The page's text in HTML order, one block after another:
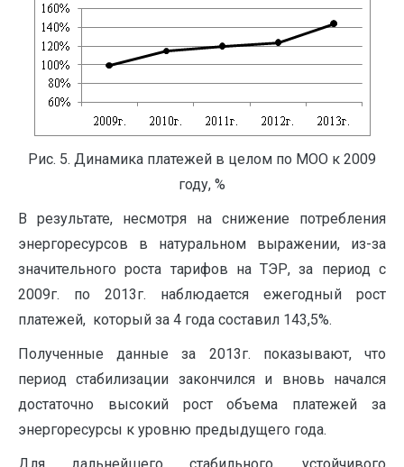
Рис. 5. Динамика платежей в целом по МОО к 2009
году, %
В результате, несмотря на снижение потребления
энергоресурсов в натуральном выражении, из-за
значительного роста тарифов на ТЭР, за период с
2009г. по 2013г. наблюдается ежегодный рост
платежей, который за 4 года составил 143,5%.
Полученные данные за 2013г. показывают, что
период стабилизации закончился и вновь начался
достаточно высокий рост объема платежей за
энергоресурсы к уровню предыдущего года.
Для дальнейшего стабильного, устойчивого